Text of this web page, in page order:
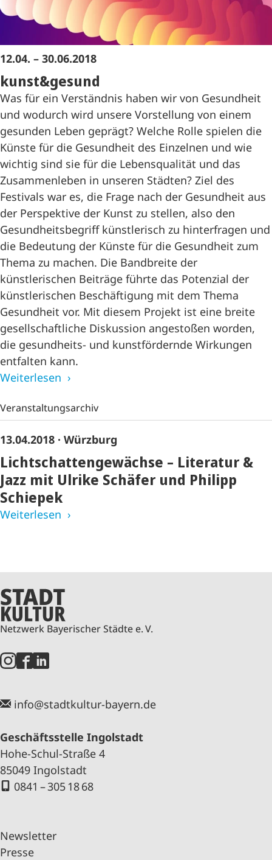
12.04. – 30.06.2018
kunst&gesund
Was für ein Verständnis haben wir von Gesundheit
und wodurch wird unsere Vorstellung von einem
gesunden Leben geprägt? Welche Rolle spielen die
Künste für die Gesundheit des Einzelnen und wie
wichtig sind sie für die Lebensqualität und das
Zusammenleben in unseren Städten? Ziel des
Festivals war es, die Frage nach der Gesundheit aus
der Perspektive der Kunst zu stellen, also den
Gesundheitsbegriff künstlerisch zu hinterfragen und
die Bedeutung der Künste für die Gesundheit zum
Thema zu machen. Die Bandbreite der
künstlerischen Beiträge führte das Potenzial der
künstlerischen Beschäftigung mit dem Thema
Gesundheit vor. Mit diesem Projekt ist eine breite
gesellschaftliche Diskussion angestoßen worden,
die gesundheits- und kunstfördernde Wirkungen
entfalten kann.
Weiterlesen
Veranstaltungsarchiv
13.04.2018 · Würzburg
Lichtschattengewächse – Literatur &
Jazz mit Ulrike Schäfer und Philipp
Schiepek
Weiterlesen
Netzwerk Bayerischer Städte e. V.
info@stadtkultur-bayern.de
Geschäftsstelle Ingolstadt
Hohe-Schul-Straße 4
85049 Ingolstadt
0841 – 305 18 68
Newsletter
Presse